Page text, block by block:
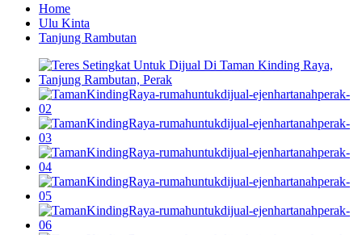
Home
Ulu Kinta
Tanjung Rambutan